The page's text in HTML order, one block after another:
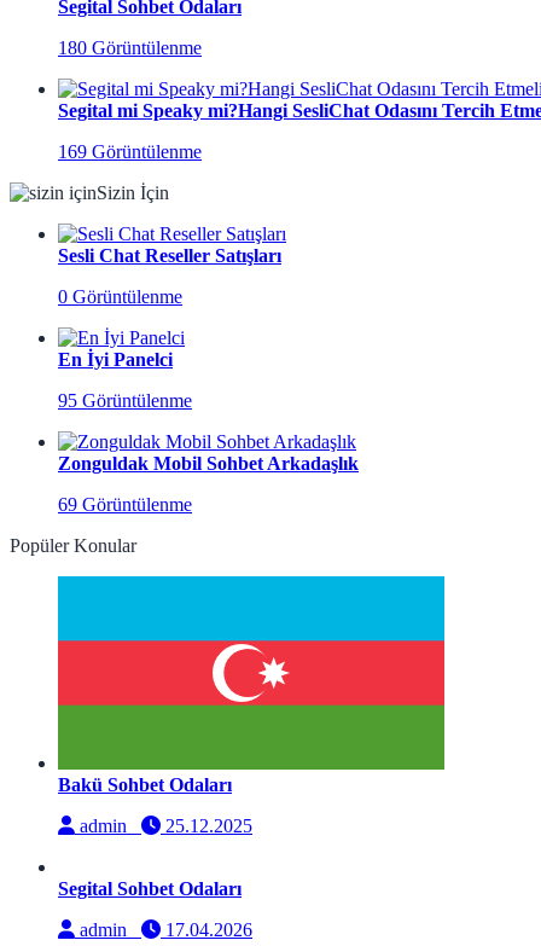
Segital Sohbet Odaları
180 Görüntülenme
Segital mi Speaky mi?Hangi SesliChat Odasını Tercih
169 Görüntülenme
Sizin İçin
Sesli Chat Reseller Satışları
0 Görüntülenme
En İyi Panelci
95 Görüntülenme
Zonguldak Mobil Sohbet Arkadaşlık
69 Görüntülenme
Popüler Konular
Bakü Sohbet Odaları
admin
25.12.2025
Segital Sohbet Odaları
admin
17.04.2026